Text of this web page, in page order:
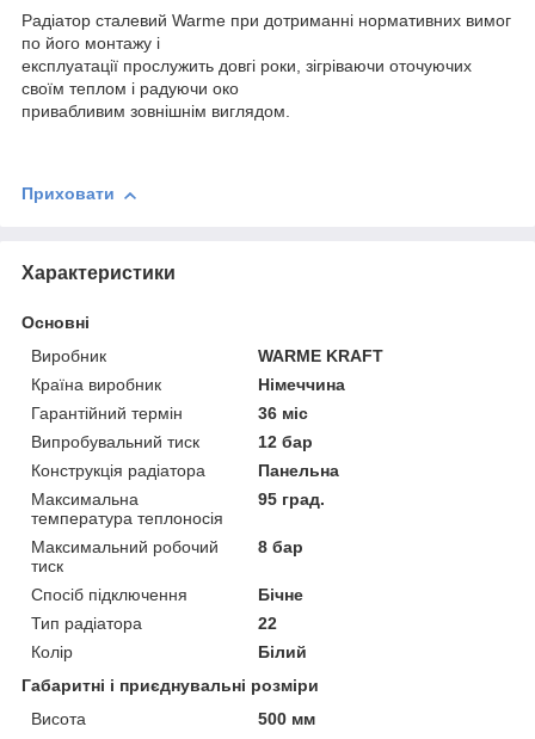
Радіатор сталевий Warme при дотриманні нормативних вимог
по його монтажу і
експлуатації прослужить довгі роки, зігріваючи оточуючих
своїм теплом і радуючи око
привабливим зовнішнім виглядом.
Приховати
Характеристики
Основні
Виробник
WARME KRAFT
Країна виробник
Німеччина
Гарантійний термін
36 міс
Випробувальний тиск
12 бар
Конструкція радіатора
Панельна
Максимальна
температура теплоносія
95 град.
Максимальний робочий
тиск
8 бар
Спосіб підключення
Бічне
Тип радіатора
22
Колір
Білий
Габаритні і приєднувальні розміри
Висота
500 мм